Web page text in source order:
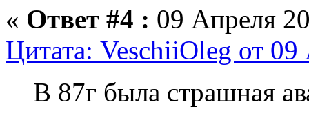
« Ответ #4 : 09 Апреля
Цитата: VeschiiOleg от
В 87г была страшная